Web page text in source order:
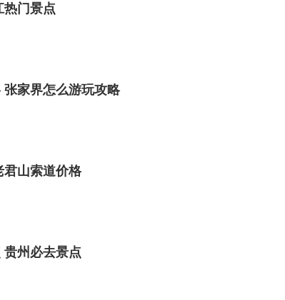
热门景点
家界怎么游玩攻略
君山索道价格
州必去景点